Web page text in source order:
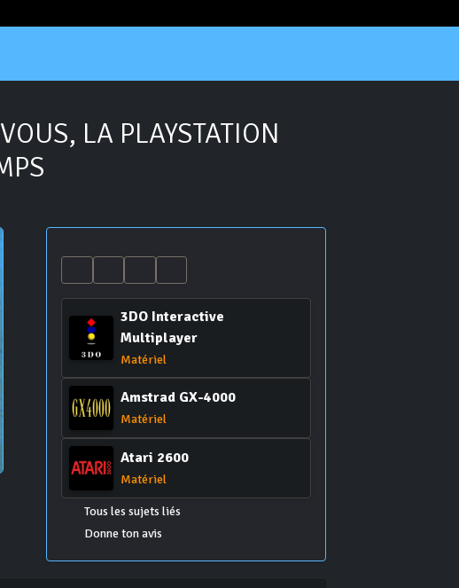
LA PLAYSTATION
3DO Interactive
Multiplayer
Matériel
Amstrad GX-4000
Matériel
Atari 2600
Matériel
Tous les sujets liés
Donne ton avis